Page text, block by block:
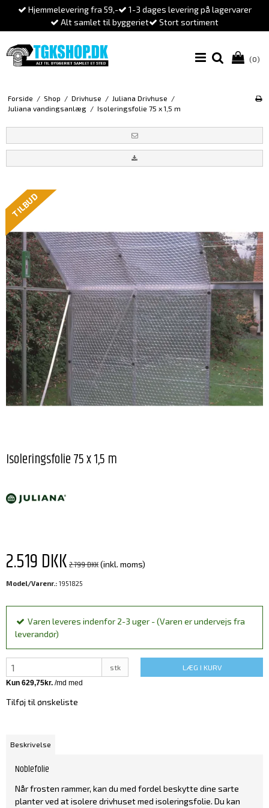
Hjemmelevering fra 59,-
1-3 dages levering på lagervarer
Alt samlet til byggeriet
Stort sortiment
(0)
Forside / Shop / Drivhuse / Juliana Drivhuse /
Juliana vandingsanlæg / Isoleringsfolie 75 x 1,5 m
TILBUD
Isoleringsfolie 75 x 1,5 m
2.519 DKK2.799 DKK(inkl. moms)
Model/Varenr.: 1951825
Varen leveres indenfor 2-3 uger - (Varen er undervejs fra
leverandør)
stk LÆG I KURV
Tilføj til ønskeliste
Beskrivelse
Noblefolie
Når frosten rammer, kan du med fordel beskytte dine sarte
planter ved at isolere drivhuset med isoleringsfolie. Du kan